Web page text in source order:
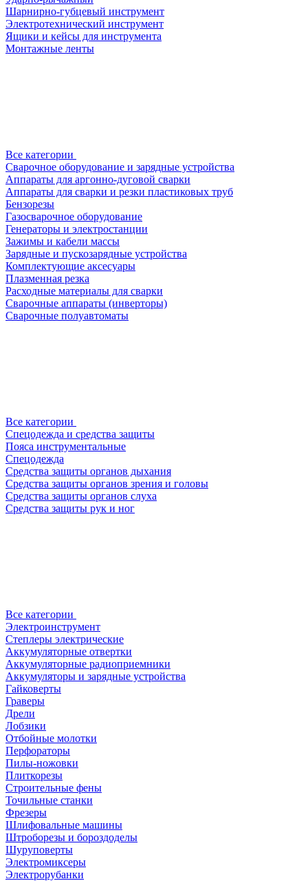
Шарнирно-губцевый инструмент
Электротехнический инструмент
Ящики и кейсы для инструмента
Монтажные ленты
Все категории
Сварочное оборудование и зарядные устройства
Аппараты для аргонно-дуговой сварки
Аппараты для сварки и резки пластиковых труб
Бензорезы
Газосварочное оборудование
Генераторы и электростанции
Зажимы и кабели массы
Зарядные и пускозарядные устройства
Комплектующие аксесуары
Плазменная резка
Расходные материалы для сварки
Сварочные аппараты (инверторы)
Сварочные полуавтоматы
Все категории
Спецодежда и средства защиты
Пояса инструментальные
Спецодежда
Средства защиты органов дыхания
Средства защиты органов зрения и головы
Средства защиты органов слуха
Средства защиты рук и ног
Все категории
Электроинструмент
Степлеры электрические
Аккумуляторные отвертки
Аккумуляторные радиоприемники
Аккумуляторы и зарядные устройства
Гайковерты
Граверы
Дрели
Лобзики
Отбойные молотки
Перфораторы
Пилы-ножовки
Плиткорезы
Строительные фены
Точильные станки
Фрезеры
Шлифовальные машины
Штроборезы и бороздоделы
Шуруповерты
Электромиксеры
Электрорубанки